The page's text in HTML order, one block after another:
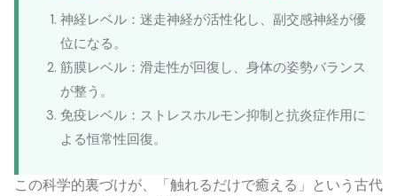
神経レベル：迷走神経が活性化し、副交感神経が優
位になる。
筋膜レベル：滑走性が回復し、身体の姿勢バランス
が整う。
免疫レベル：ストレスホルモン抑制と抗炎症作用に
よる恒常性回復。
この科学的裏づけが、「触れるだけで癒える」という古代